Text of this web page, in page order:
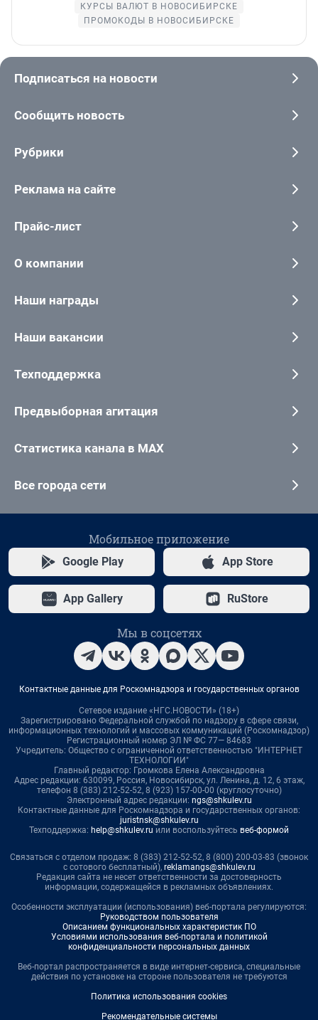
КУРСЫ ВАЛЮТ В НОВОСИБИРСКЕ
ПРОМОКОДЫ В НОВОСИБИРСКЕ
Подписаться на новости
Сообщить новость
Рубрики
Реклама на сайте
Прайс-лист
О компании
Наши награды
Наши вакансии
Техподдержка
Предвыборная агитация
Статистика канала в MAX
Все города сети
Мобильное приложение
Google Play App Store
App Gallery RuStore
Мы в соцсетях
Контактные данные для Роскомнадзора и государственных органов
Сетевое издание «НГС.НОВОСТИ» (18+)
Зарегистрировано Федеральной службой по надзору в сфере связи,
информационных технологий и массовых коммуникаций (Роскомнадзор)
Регистрационный номер ЭЛ № ФС 77— 84683
Учредитель: Общество с ограниченной ответственностью "ИНТЕРНЕТ
ТЕХНОЛОГИИ"
Главный редактор: Громкова Елена Александровна
Адрес редакции: 630099, Россия, Новосибирск, ул. Ленина, д. 12, 6 этаж,
телефон 8 (383) 212-52-52, 8 (923) 157-00-00 (круглосуточно)
Электронный адрес редакции: ngs@shkulev.ru
Контактные данные для Роскомнадзора и государственных органов:
juristnsk@shkulev.ru
Техподдержка: help@shkulev.ru или воспользуйтесь веб-формой
Связаться с отделом продаж: 8 (383) 212-52-52, 8 (800) 200-03-83 (звонок
с сотового бесплатный), reklamangs@shkulev.ru
Редакция сайта не несет ответственности за достоверность
информации, содержащейся в рекламных объявлениях.
Особенности эксплуатации (использования) веб-портала регулируются:
Руководством пользователя
Описанием функциональных характеристик ПО
Условиями использования веб-портала и политикой
конфиденциальности персональных данных
Веб-портал распространяется в виде интернет-сервиса, специальные
действия по установке на стороне пользователя не требуются
Политика использования cookies
Рекомендательные системы